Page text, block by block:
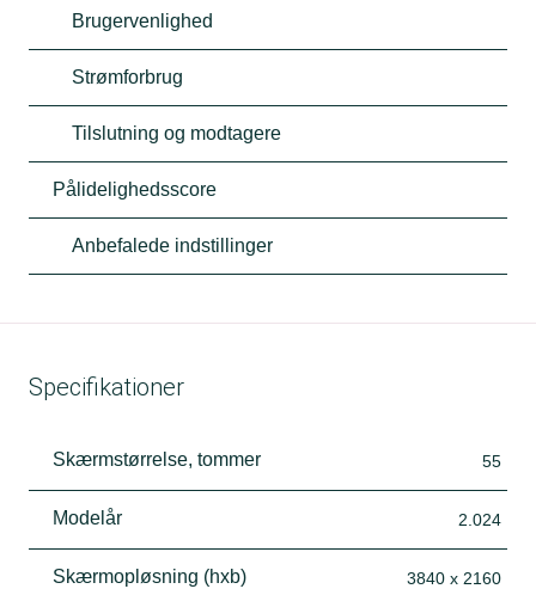
Brugervenlighed
Strømforbrug
Tilslutning og modtagere
Pålidelighedsscore
Anbefalede indstillinger
Specifikationer
Skærmstørrelse, tommer 55
Modelår 2.024
Skærmopløsning (hxb) 3840 x 2160